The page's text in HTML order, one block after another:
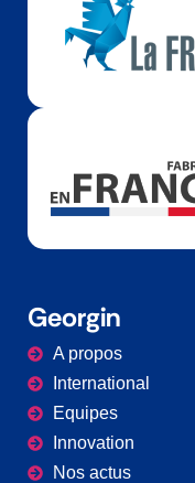
Georgin
A propos
International
Equipes
Innovation
Nos actus